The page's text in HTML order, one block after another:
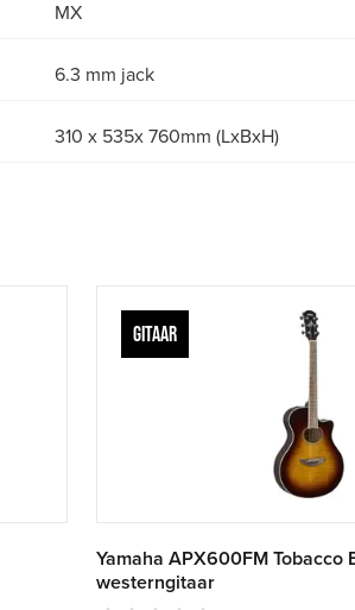
MX
6.3 mm jack
310 x 535x 760mm (LxBxH)
GITAAR
Yamaha APX600FM Tobacco
westerngitaar